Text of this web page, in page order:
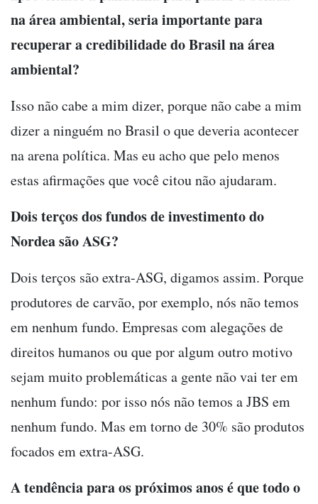
na área ambiental, seria importante para
recuperar a credibilidade do Brasil na área
ambiental?
Isso não cabe a mim dizer, porque não cabe a mim
dizer a ninguém no Brasil o que deveria acontecer
na arena política. Mas eu acho que pelo menos
estas afirmações que você citou não ajudaram.
Dois terços dos fundos de investimento do
Nordea são ASG?
Dois terços são extra-ASG, digamos assim. Porque
produtores de carvão, por exemplo, nós não temos
em nenhum fundo. Empresas com alegações de
direitos humanos ou que por algum outro motivo
sejam muito problemáticas a gente não vai ter em
nenhum fundo: por isso nós não temos a JBS em
nenhum fundo. Mas em torno de 30% são produtos
focados em extra-ASG.
A tendência para os próximos anos é que todo o